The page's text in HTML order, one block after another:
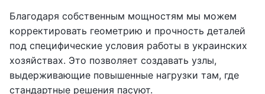
Благодаря собственным мощностям мы можем
корректировать геометрию и прочность деталей
под специфические условия работы в украинских
хозяйствах. Это позволяет создавать узлы,
выдерживающие повышенные нагрузки там, где
стандартные решения пасуют.